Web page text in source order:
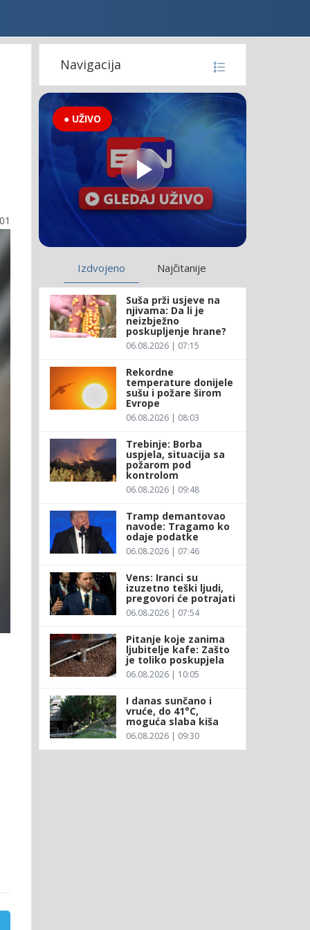
Navigacija
● UŽIVO
Izdvojeno Najčitanije
Suša prži usjeve na
njivama: Da li je
neizbježno
poskupljenje hrane?
06.08.2026 | 07:15
Rekordne
temperature donijele
sušu i požare širom
Evrope
06.08.2026 | 08:03
Trebinje: Borba
uspjela, situacija sa
požarom pod
kontrolom
06.08.2026 | 09:48
Tramp demantovao
navode: Tragamo ko
odaje podatke
06.08.2026 | 07:46
Vens: Iranci su
izuzetno teški ljudi,
pregovori će potrajati
06.08.2026 | 07:54
Pitanje koje zanima
ljubitelje kafe: Zašto
je toliko poskupjela
06.08.2026 | 10:05
I danas sunčano i
vruće, do 41°C,
moguća slaba kiša
06.08.2026 | 09:30